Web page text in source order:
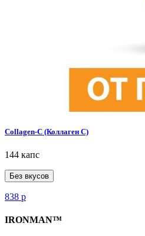
Collagen-C (Коллаген С)
144 капс
Без вкусов
838 р
IRONMAN™